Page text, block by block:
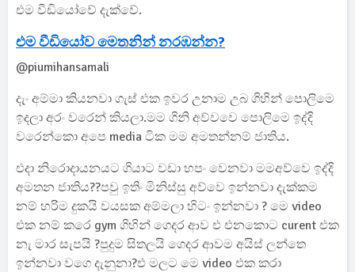
එම වීඩියෝවේ දැක්වේ.
එම වීඩියෝව මෙතනින් නරඹන්න?
@piumihansamali
දැං අම්මා කියනවා ගැස් එක ඉවර උනාම උබ ගිහින් පොලිමෙ
ඉදලා අරං වරෙන් කියලා.මම ගිනි අව්වවෙ පොලිමෙ ඉද්දි
වරෙන්කො අපෙ media ටික මම අමතන්නම් ජාතිය.
එදා නිරොදායනයට ගියාට වඩා හපං වෙනවා මමඅව්වෙ ඉද්දි
අමතන ජාතිය??පවු ඉතිං මිනිස්සු අව්වෙ ඉන්නවා දැක්කම
නම් හරිම දුකයි වයසක අම්මලා හිටං ඉන්නවා ? මෙ video
එක නම් කරෙ gym ගිහින් ගෙදර ආව එ එනකොට curent එක
නැ මාර සැපයි ?පුදුම සිතලයි ගෙදර ආවම අයිස් ලන්තෙ
ඉන්නවා වගෙ දැනුනා?එ මලට මෙ video එක කරා